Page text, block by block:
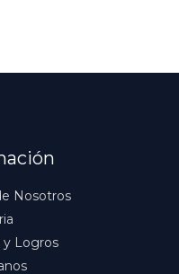
Nosotros
y Logros